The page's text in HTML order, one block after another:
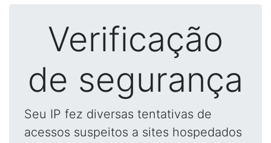
Verificação
de segurança
Seu IP fez diversas tentativas de
acessos suspeitos a sites hospedados